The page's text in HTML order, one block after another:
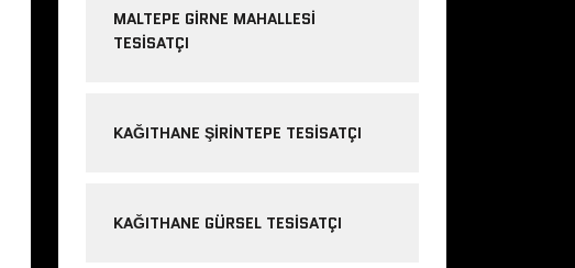
MALTEPE GIRNE MAHALLESI
TESISATÇI
KAĞITHANE ŞIRINTEPE TESISATÇI
KAĞITHANE GÜRSEL TESISATÇI